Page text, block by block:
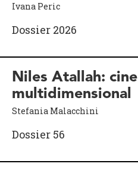
Ivana Peric
Dossier 2026
Niles Atallah: cine
multidimensional
Stefania Malacchini
Dossier 56